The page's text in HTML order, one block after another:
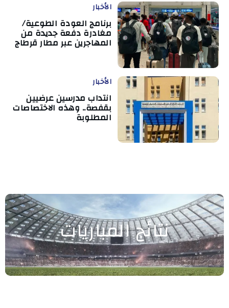
الأخبار
برنامج العودة الطوعية/
مغادرة دفعة جديدة من
المهاجرين عبر مطار قرطاج
الأخبار
انتداب مدرسين عرضيين
بقفصة.. وهذه الاختصاصات
المطلوبة
نتائج المباريات